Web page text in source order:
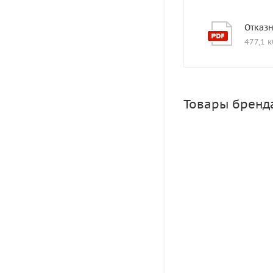
477,1
Товары